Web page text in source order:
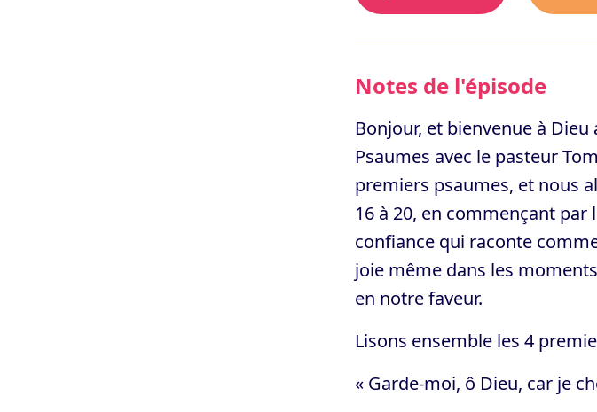
Notes de l'épisode
Bonjour, et bienvenue à
Psaumes avec le pasteur
premiers psaumes, et nous
16 à 20, en commençant par
confiance qui raconte
joie même dans les
en notre faveur.
Lisons ensemble les 4
« Garde-moi, ô Dieu, car je